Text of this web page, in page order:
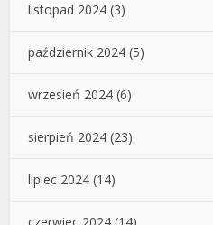
listopad 2024 (3)
październik 2024 (5)
wrzesień 2024 (6)
sierpień 2024 (23)
lipiec 2024 (14)